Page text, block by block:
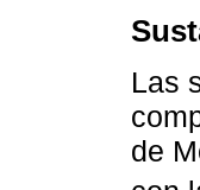
Las
de